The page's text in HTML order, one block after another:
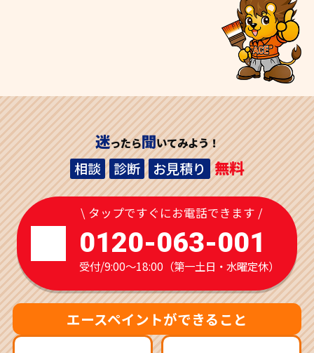
迷ったら聞いてみよう！
相談 診断 お見積り 無料
\ タップですぐにお電話できます /
0120-063-001
受付/9:00～18:00（第一土日・水曜定休）
エースペイントができること